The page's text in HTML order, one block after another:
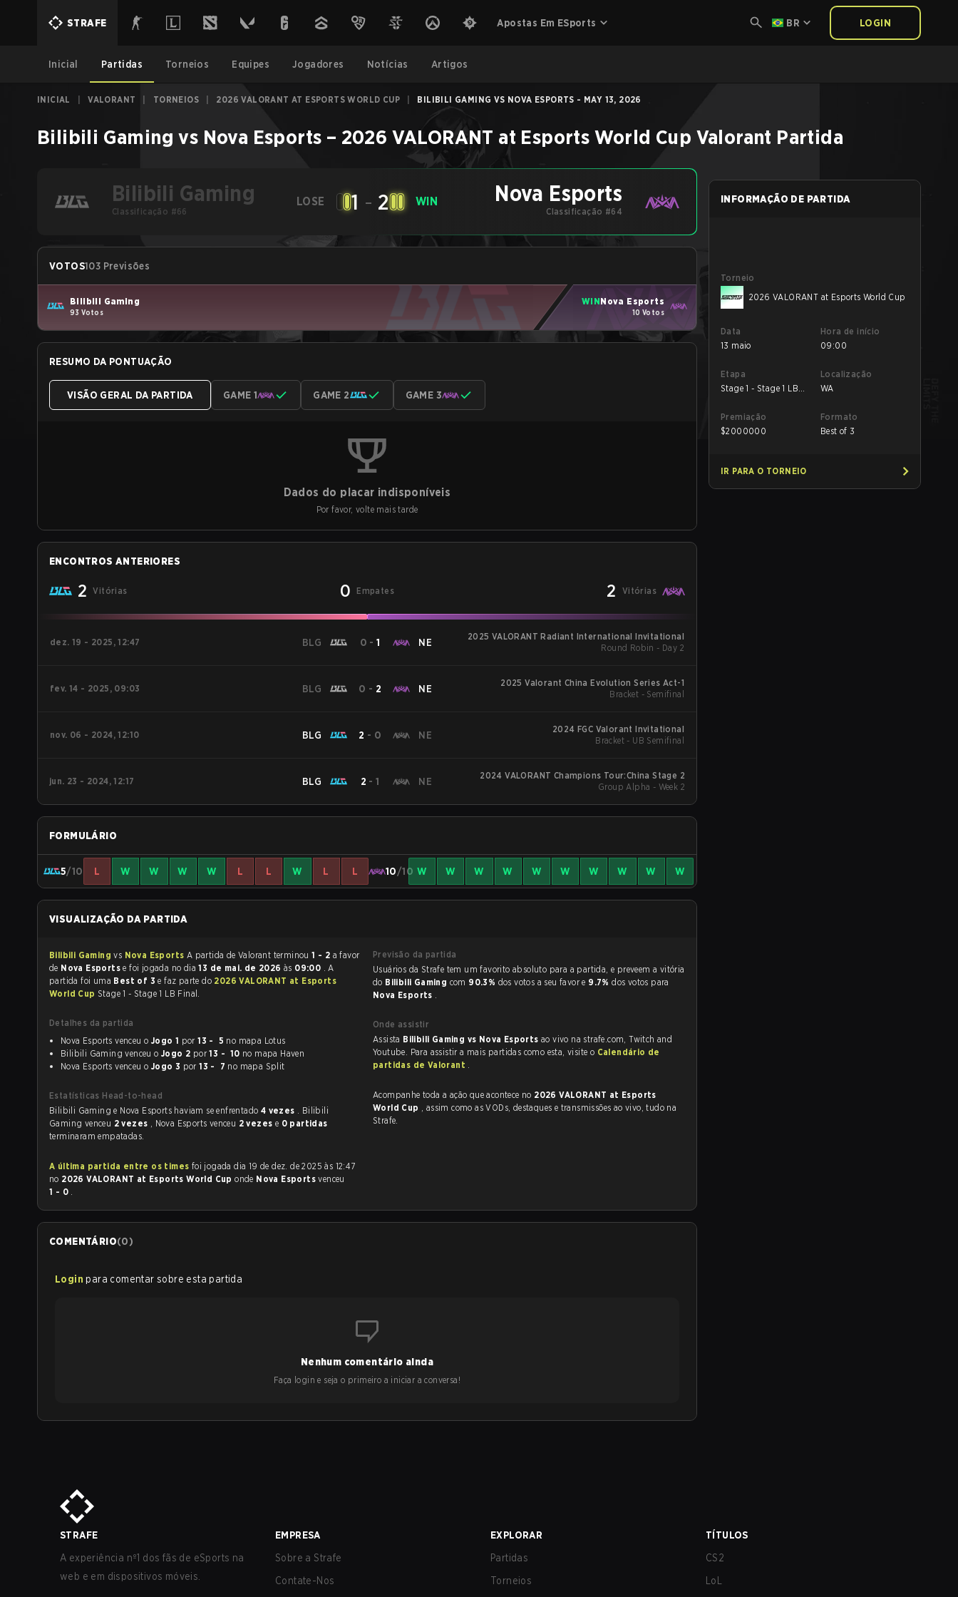
STRAFE Apostas Em ESports BR LOGIN
Inicial Partidas Torneios Equipes Jogadores Notícias Artigos
INICIAL VALORANT TORNEIOS 2026 VALORANT AT ESPORTS WORLD CUP BILIBILI GAMING VS NOVA ESPORTS - MAY 13, 2026
Bilibili Gaming vs Nova Esports – 2026 VALORANT at Esports World Cup Valorant Partida
Bilibili Gaming
Classificação #66
LOSE 1 - 2 WIN Nova Esports
Classificação #64
VOTOS103 Previsões
Bilibili Gaming
93 Votos
WINNova Esports
10 Votos
RESUMO DA PONTUAÇÃO
VISÃO GERAL DA PARTIDA GAME 1 GAME 2 GAME 3
Dados do placar indisponíveis
Por favor, volte mais tarde
ENCONTROS ANTERIORES
2 Vitórias 0 Empates 2 Vitórias
dez. 19 - 2025, 12:47 BLG 0 -1 NE
2025 VALORANT Radiant International Invitational
Round Robin - Day 2
fev. 14 - 2025, 09:03 BLG 0 - 2 NE
2025 Valorant China Evolution Series Act-1
Bracket - Semifinal
nov. 06 - 2024, 12:10 BLG 2 - 0 NE
2024 FGC Valorant Invitational
Bracket - UB Semifinal
jun. 23 - 2024, 12:17 BLG 2 -1 NE
2024 VALORANT Champions Tour:China Stage 2
Group Alpha - Week 2
FORMULÁRIO
5/10 L W W W W L L W L L 10/10 W W W W W W W W W W
VISUALIZAÇÃO DA PARTIDA
Bilibili Gamingvs Nova Esports A partida de Valorant terminou1 - 2
de Nova Esports e foi jogada no dia13 de mai. de 2026 às 09:00 . A
partida foi uma Best of 3e faz parte do 2026 VALORANT at Esports
World Cup Stage 1 - Stage 1 LB Final.
Detalhes da partida
Nova Esports venceu o Jogo 1 por 13 - 5 no mapa Lotus
Bilibili Gaming venceu o Jogo 2 por 13 - 10 no mapa Haven
Nova Esports venceu o Jogo 3 por 13 - 7 no mapa Split
Estatísticas Head-to-head
Bilibili Gaming e Nova Esports haviam se enfrentado 4 vezes . Bilibili
Gaming venceu 2 vezes , Nova Esports venceu 2 vezes e 0 partidas
terminaram empatadas.
A última partida entre os times
no 2026 VALORANT at Esports World Cuponde Nova Esportsvenceu
1 - 0 .
Previsão da partida
Usuários da Strafe tem um favorito absoluto para a partida, e preveem a vitória
do Bilibili Gaming com 90.3% dos votos a seu favor e 9.7%dos votos para
Nova Esports .
Onde assistir
Assista Bilibili Gaming vs Nova Esports ao vivo na strafe.com, Twitch and
Youtube. Para assistir a mais partidas como esta, visite o Calendário de
partidas de Valorant .
Acompanhe toda a ação que acontece no 2026 VALORANT at Esports
World Cup , assim como as VODs, destaques e transmissões ao vivo, tudo na
Strafe.
COMENTÁRIO(0)
Login para comentar sobre esta partida
Nenhum comentário ainda
Faça login e seja o primeiro a iniciar a conversa!
INFORMAÇÃO DE PARTIDA
Torneio
2026 VALORANT at Esports World Cup
Data
13 maio
Hora de início
09:00
Etapa
Stage 1 - Stage 1 LB
Localização
WA
Premiação
$2000000
Formato
Best of 3
IR PARA O TORNEIO
STRAFE
A experiência nº1 dos fãs de eSports na
web e em dispositivos móveis.
EMPRESA
Sobre a Strafe
Contate-Nos
EXPLORAR
Partidas
Torneios
TÍTULOS
CS2
LoL